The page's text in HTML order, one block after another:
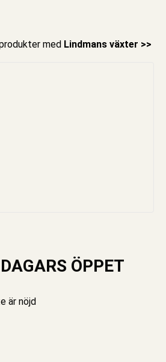
med Lindmans växter >>
ÖPPET
är nöjd